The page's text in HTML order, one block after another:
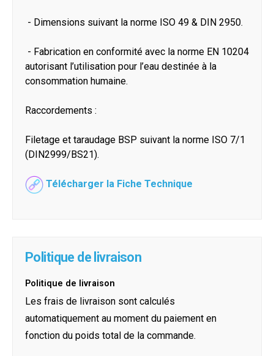
- Dimensions suivant la norme ISO 49 & DIN 2950.
- Fabrication en conformité avec la norme EN 10204
autorisant l’utilisation pour l’eau destinée à la
consommation humaine.
Raccordements :
Filetage et taraudage BSP suivant la norme ISO 7/1
(DIN2999/BS21).
Télécharger la Fiche Technique
Politique de livraison
Politique de livraison
Les frais de livraison sont calculés
automatiquement au moment du paiement en
fonction du poids total de la commande.